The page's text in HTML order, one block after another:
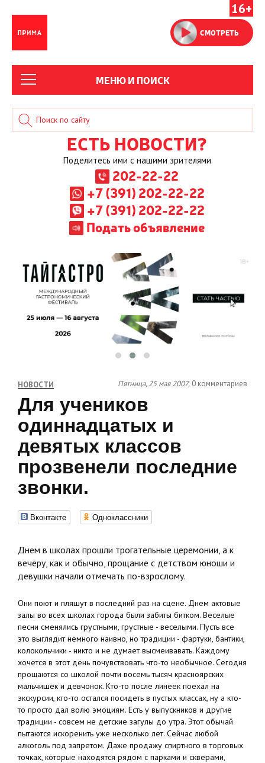
16+
СМОТРЕТЬ
МЕНЮ И ПОИСК
ЕСТЬ НОВОСТИ?
Поделитесь ими с нашими зрителями
202-22-22
+7 (391) 202-22-22
+7 (391) 202-22-22
Подать объявление
НОВОСТИ Пятница, 25 мая 2007, 0 комментариев
Для учеников
одиннадцатых и
девятых классов
прозвенели последние
звонки.
Вконтакте Одноклассники
Днем в школах прошли трогательные церемонии, а к
вечеру, как и обычно, прощание с детством юноши и
девушки начали отмечать по-взрослому.
Они поют и пляшут в последний раз на сцене. Днем актовые
залы во всех школах города были забиты битком. Веселые
песни сменялись грустными, грустные - веселыми. Пусть все
это выглядит немного наивно, но традиции - фартуки, бантики,
колокольчики - никто и не думает высмеивавать. Каждому
хочется в этот день почувствовать что-то необычное. Сегодня
прощаются со школой почти восемь тысяч красноярских
мальчишек и девчонок. Кто-то после линеек поехал на
экскурсии, кто-то остался посидеть в пустых классах, ну а кто-
то просто дал волю эмоциям. Есть у выпускников и другие
традиции - совсем не детские загулы до утра. Этот обычай
пытаются искоренить уже несколько лет. Сейчас любой
алкоголь под запретом. Даже продажу спиртного в торговых
точках, которые находятся рядом с парками и скверами,